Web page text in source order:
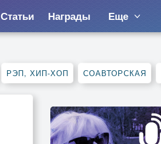
Статьи Награды Еще
РЭП, ХИП-ХОП СОАВТОРСКАЯ